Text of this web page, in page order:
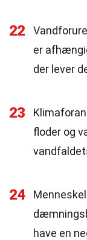
22
er
der lever
23
floder og
24
have en